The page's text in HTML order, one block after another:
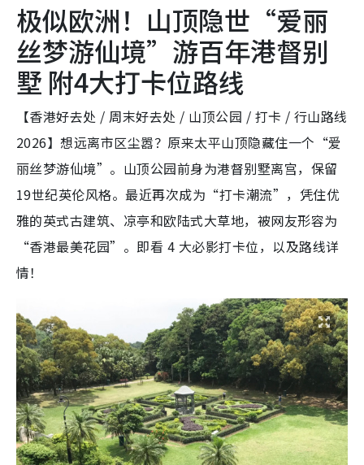
极似欧洲！山顶隐世“爱丽
丝梦游仙境”游百年港督别
墅 附4大打卡位路线
【香港好去处 / 周末好去处 / 山顶公园 / 打卡 / 行山路线
2026】想远离市区尘嚣？原来太平山顶隐藏住一个“爱
丽丝梦游仙境”。山顶公园前身为港督别墅离宫，保留
19世纪英伦风格。最近再次成为“打卡潮流”，凭住优
雅的英式古建筑、凉亭和欧陆式大草地，被网友形容为
“香港最美花园”。即看 4 大必影打卡位，以及路线详
情！